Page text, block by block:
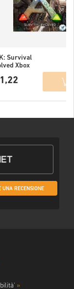
Survival
Xbox
UNA RECENSIONE
»